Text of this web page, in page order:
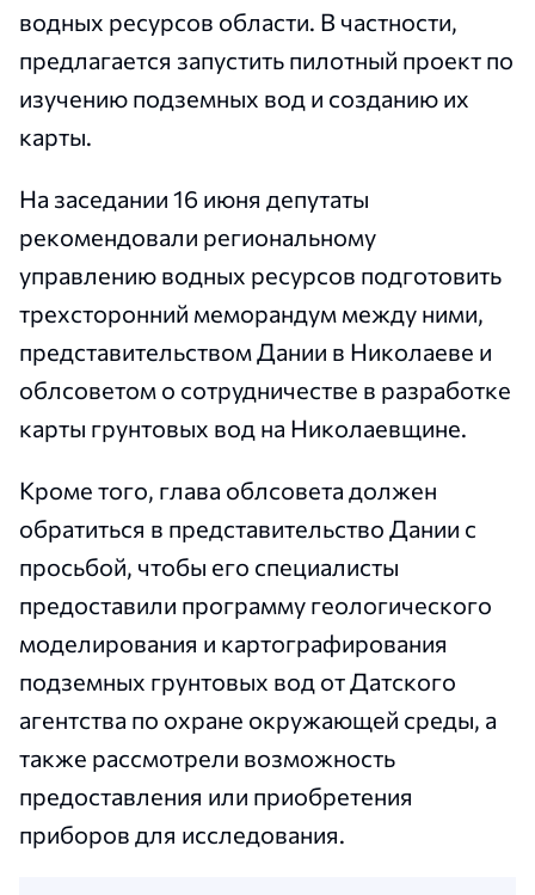
водных ресурсов области. В частности,
предлагается запустить пилотный проект по
изучению подземных вод и созданию их
карты.
На заседании 16 июня депутаты
рекомендовали региональному
управлению водных ресурсов подготовить
трехсторонний меморандум между ними,
представительством Дании в Николаеве и
облсоветом о сотрудничестве в разработке
карты грунтовых вод на Николаевщине.
Кроме того, глава облсовета должен
обратиться в представительство Дании с
просьбой, чтобы его специалисты
предоставили программу геологического
моделирования и картографирования
подземных грунтовых вод от Датского
агентства по охране окружающей среды, а
также рассмотрели возможность
предоставления или приобретения
приборов для исследования.